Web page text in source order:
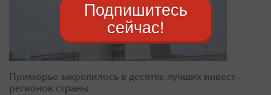
Приморье закрепилось в десятке лучших инвест-
регионов страны
Подпишитесь
сейчас!